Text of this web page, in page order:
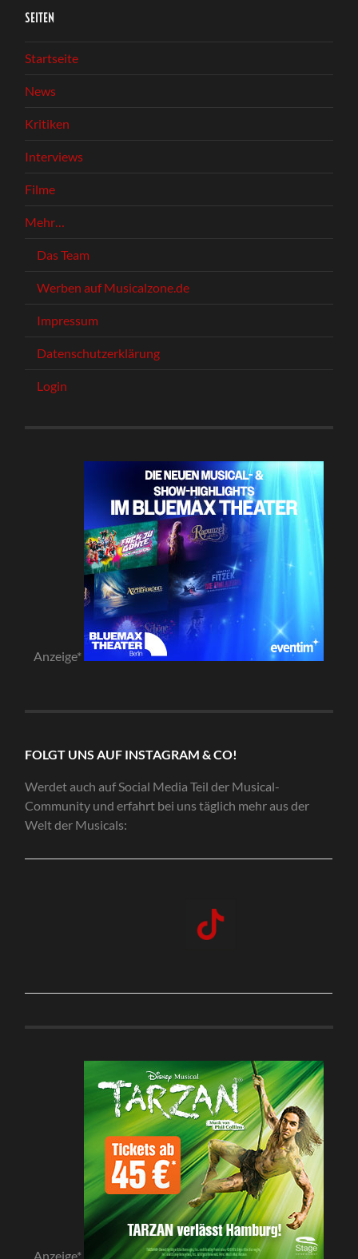
SEITEN
Startseite
News
Kritiken
Interviews
Filme
Mehr…
Das Team
Werben auf Musicalzone.de
Impressum
Datenschutzerklärung
Login
Anzeige*
FOLGT UNS AUF INSTAGRAM & CO!
Werdet auch auf Social Media Teil der Musical-
Community und erfahrt bei uns täglich mehr aus der
Welt der Musicals:
Anzeige*